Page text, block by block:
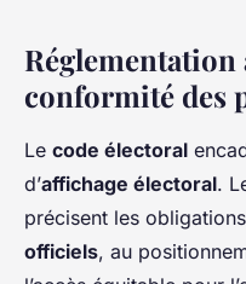
Réglementation
conformité des
Le code électoral
d’affichage électoral.
précisent les
officiels, au